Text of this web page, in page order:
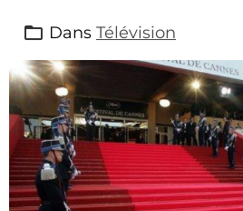
Dans Télévision